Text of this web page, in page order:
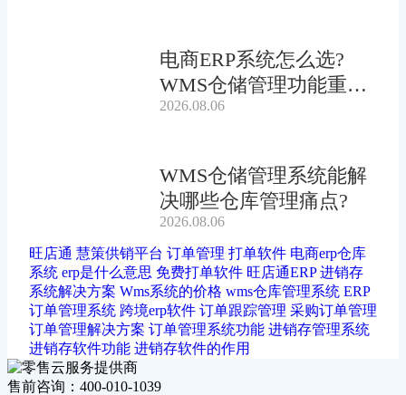
电商ERP系统怎么选?
WMS仓储管理功能重要
吗?
2026.08.06
WMS仓储管理系统能解
决哪些仓库管理痛点?
2026.08.06
旺店通 慧策供销平台 订单管理 打单软件 电商erp仓库
系统 erp是什么意思 免费打单软件 旺店通ERP 进销存
系统解决方案 Wms系统的价格 wms仓库管理系统 ERP
订单管理系统 跨境erp软件 订单跟踪管理 采购订单管理
订单管理解决方案 订单管理系统功能 进销存管理系统
进销存软件功能 进销存软件的作用
售前咨询：400-010-1039